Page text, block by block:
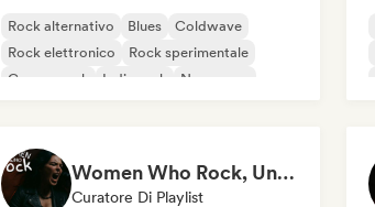
Rock alternativo Blues
Coldwave
Rock elettronico
Rock sperimentale
Garage rock
Indie rock New wave
Women Who Rock, Unapologetically
Curatore Di Playlist